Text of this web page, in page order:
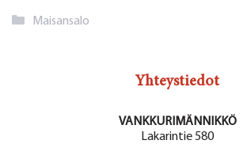
Kategoriat
Maisansalo
Yhteystiedot
VANKKURIMÄNNIKKÖ
Lakarintie 580